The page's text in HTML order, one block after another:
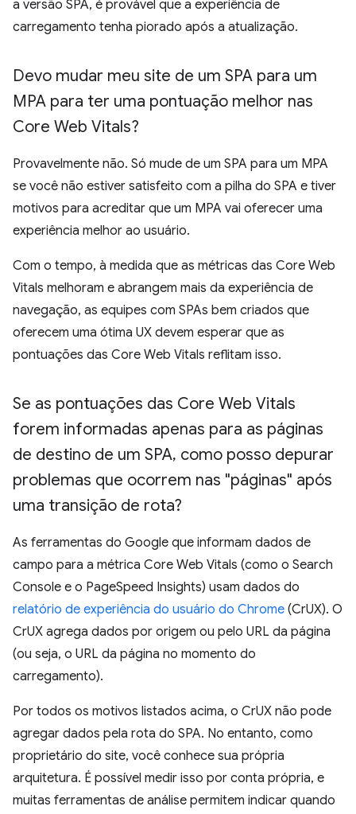
a versão SPA, é provável que a experiência de
carregamento tenha piorado após a atualização.
Devo mudar meu site de um SPA para um
MPA para ter uma pontuação melhor nas
Core Web Vitals?
Provavelmente não. Só mude de um SPA para um MPA
se você não estiver satisfeito com a pilha do SPA e tiver
motivos para acreditar que um MPA vai oferecer uma
experiência melhor ao usuário.
Com o tempo, à medida que as métricas das Core Web
Vitals melhoram e abrangem mais da experiência de
navegação, as equipes com SPAs bem criados que
oferecem uma ótima UX devem esperar que as
pontuações das Core Web Vitals reflitam isso.
Se as pontuações das Core Web Vitals
forem informadas apenas para as páginas
de destino de um SPA, como posso depurar
problemas que ocorrem nas "páginas" após
uma transição de rota?
As ferramentas do Google que informam dados de
campo para a métrica Core Web Vitals (como o Search
Console e o PageSpeed Insights) usam dados do
relatório de experiência do usuário do Chrome (CrUX). O
CrUX agrega dados por origem ou pelo URL da página
(ou seja, o URL da página no momento do
carregamento).
Por todos os motivos listados acima, o CrUX não pode
agregar dados pela rota do SPA. No entanto, como
proprietário do site, você conhece sua própria
arquitetura. É possível medir isso por conta própria, e
muitas ferramentas de análise permitem indicar quando